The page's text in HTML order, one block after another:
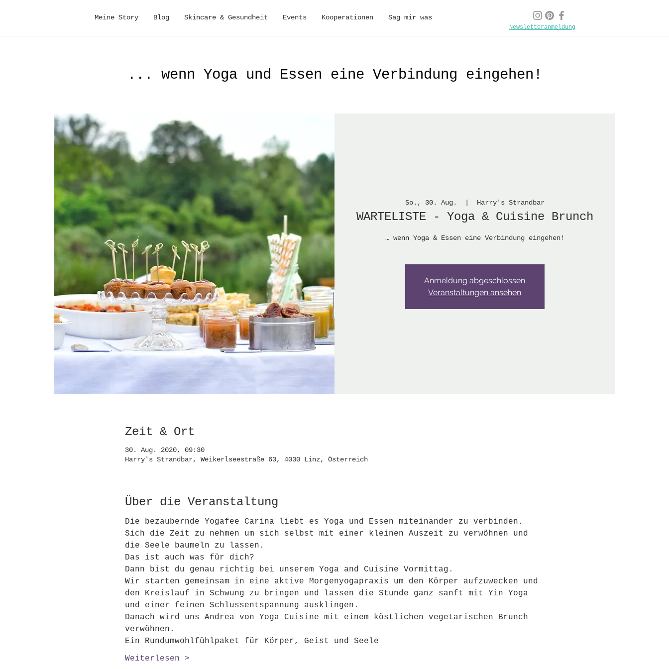
Meine Story Blog Skincare & Gesundheit Events Kooperationen Sag mir was
Newsletteranmeldung
... wenn Yoga und Essen eine Verbindung eingehen!
So., 30. Aug. Harry's Strandbar
WARTELISTE - Yoga & Cuisine Brunch
… wenn Yoga & Essen eine Verbindung eingehen!
Anmeldung abgeschlossen
Veranstaltungen ansehen
Zeit & Ort
30. Aug. 2020, 09:30
Harry's Strandbar, Weikerlseestraße 63, 4030 Linz, Österreich
Über die Veranstaltung
Die bezaubernde Yogafee Carina liebt es Yoga und Essen miteinander zu verbinden.
Sich die Zeit zu nehmen um sich selbst mit einer kleinen Auszeit zu verwöhnen und
die Seele baumeln zu lassen.
Das ist auch was für dich?
Dann bist du genau richtig bei unserem Yoga and Cuisine Vormittag.
Wir starten gemeinsam in eine aktive Morgenyogapraxis um den Körper aufzuwecken und
den Kreislauf in Schwung zu bringen und lassen die Stunde ganz sanft mit Yin Yoga
und einer feinen Schlussentspannung ausklingen.
Danach wird uns Andrea von Yoga Cuisine mit einem köstlichen vegetarischen Brunch
verwöhnen.
Ein Rundumwohlfühlpaket für Körper, Geist und Seele
Weiterlesen >